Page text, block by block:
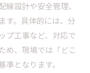
設計や安全管理、
す。具体的には、分
プ工事など、対応で
め、現場では「どこ
となります。